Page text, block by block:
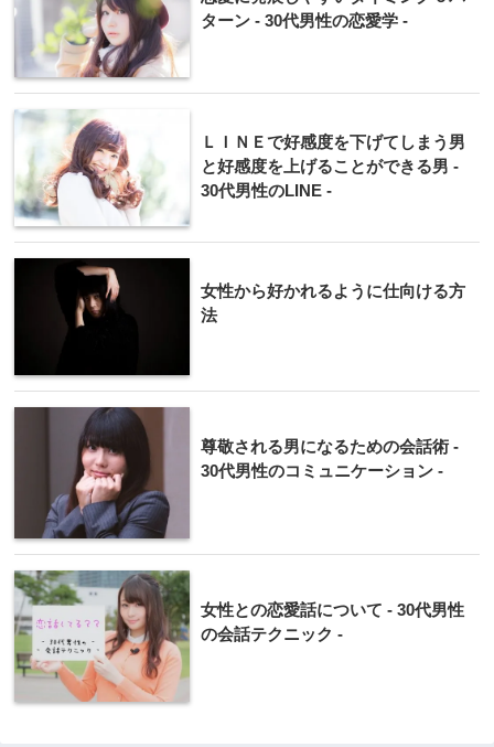
ターン - 30代男性の恋愛学 -
ＬＩＮＥで好感度を下げてしまう男
と好感度を上げることができる男 -
30代男性のLINE -
女性から好かれるように仕向ける方
法
尊敬される男になるための会話術 -
30代男性のコミュニケーション -
女性との恋愛話について - 30代男性
の会話テクニック -